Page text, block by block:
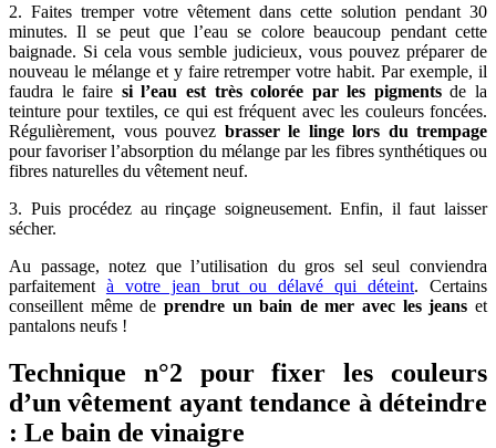
2. Faites tremper votre vêtement dans cette solution pendant 30
minutes. Il se peut que l’eau se colore beaucoup pendant cette
baignade. Si cela vous semble judicieux, vous pouvez préparer de
nouveau le mélange et y faire retremper votre habit. Par exemple, il
faudra le faire si l’eau est très colorée par les pigmentsde la
teinture pour textiles, ce qui est fréquent avec les couleurs foncées.
Régulièrement, vous pouvez brasser le linge lors du trempage
pour favoriser l’absorption du mélange par les fibres synthétiques ou
fibres naturelles du vêtement neuf.
3. Puis procédez au rinçage soigneusement. Enfin, il faut laisser
sécher.
Au passage, notez que l’utilisation du gros sel seul conviendra
parfaitement à votre jean brut ou délavé qui déteint. Certains
conseillent même de prendre un bain de mer avec les jeans et
pantalons neufs !
Technique n°2 pour fixer les couleurs
d’un vêtement ayant tendance à déteindre
: Le bain de vinaigre